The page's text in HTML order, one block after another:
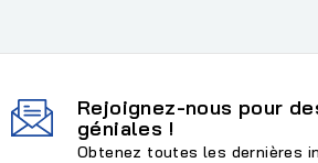
Rejoignez-nous pour
géniales !
Obtenez toutes les dernières